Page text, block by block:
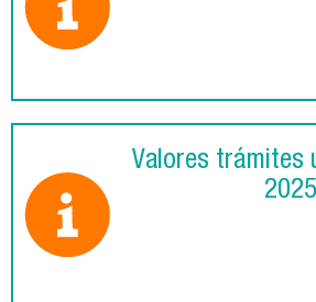
Valores trámites
2025